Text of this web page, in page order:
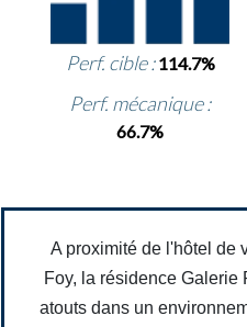
Perf. cible : 114.7%
Perf. mécanique :
66.7%
A proximité de l'hôtel de
Foy, la résidence Galerie
atouts dans un